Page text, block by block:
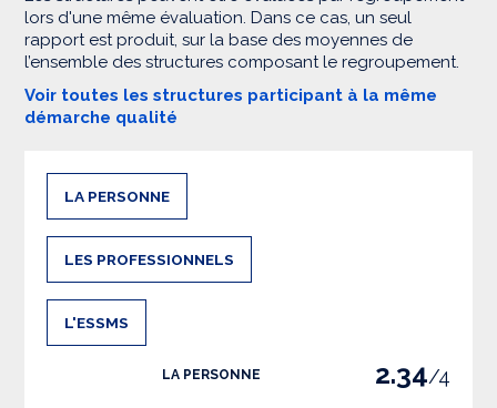
lors d'une même évaluation. Dans ce cas, un seul
rapport est produit, sur la base des moyennes de
l’ensemble des structures composant le regroupement.
Voir toutes les structures participant à la même
démarche qualité
LA PERSONNE
LES PROFESSIONNELS
L'ESSMS
LA PERSONNE 2.34/4